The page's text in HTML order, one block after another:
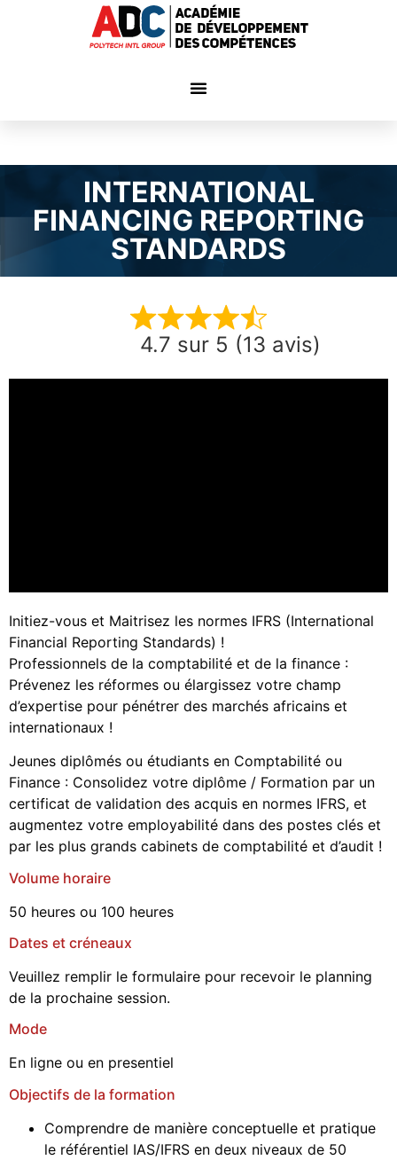
INTERNATIONAL
FINANCING REPORTING
STANDARDS
4.7 sur 5 (13 avis)
Initiez-vous et Maitrisez les normes IFRS (International
Financial Reporting Standards) !
Professionnels de la comptabilité et de la finance :
Prévenez les réformes ou élargissez votre champ
d’expertise pour pénétrer des marchés africains et
internationaux !
Jeunes diplômés ou étudiants en Comptabilité ou
Finance : Consolidez votre diplôme / Formation par un
certificat de validation des acquis en normes IFRS, et
augmentez votre employabilité dans des postes clés et
par les plus grands cabinets de comptabilité et d’audit !
Volume horaire
50 heures ou 100 heures
Dates et créneaux
Veuillez remplir le formulaire pour recevoir le planning
de la prochaine session.
Mode
En ligne ou en presentiel
Objectifs de la formation
Comprendre de manière conceptuelle et pratique
le référentiel IAS/IFRS en deux niveaux de 50